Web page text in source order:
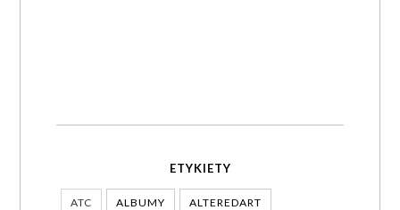
ETYKIETY
ATC ALBUMY ALTEREDART